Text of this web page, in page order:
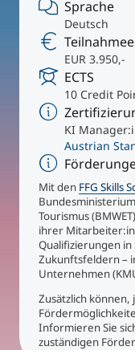
International
An über 300
Study
Micro Degrees
Micro
Masterclasses
Management-
Technische
Sprache
Deutsch
EUR 3.950,-
ECTS
10 Credit
KI
Austrian
Mit den FFG Skills
Tourismus
ihrer
Qualifizierungen in
Zukunftsfeldern –
Unternehmen
Zusätzlich können,
Informieren Sie
zuständigen